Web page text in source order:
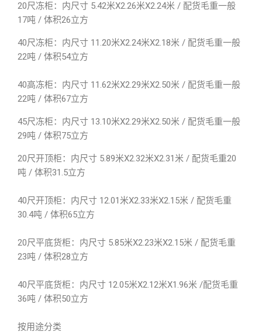
20尺冻柜：内尺寸 5.42米X2.26米X2.24米 / 配货毛重一般
17吨 / 体积26立方
40尺冻柜：内尺寸 11.20米X2.24米X2.18米 / 配货毛重一般
22吨 / 体积54立方
40高冻柜：内尺寸 11.62米X2.29米X2.50米 / 配货毛重一般
22吨 / 体积67立方
45尺冻柜：内尺寸 13.10米X2.29米X2.50米 / 配货毛重一般
29吨 / 体积75立方
20尺开顶柜：内尺寸 5.89米X2.32米X2.31米 / 配货毛重20
吨 / 体积31.5立方
40尺开顶柜：内尺寸 12.01米X2.33米X2.15米 / 配货毛重
30.4吨 / 体积65立方
20尺平底货柜：内尺寸 5.85米X2.23米X2.15米 / 配货毛重
23吨 / 体积28立方
40尺平底货柜：内尺寸 12.05米X2.12米X1.96米 /配货毛重
36吨 / 体积50立方
按用途分类